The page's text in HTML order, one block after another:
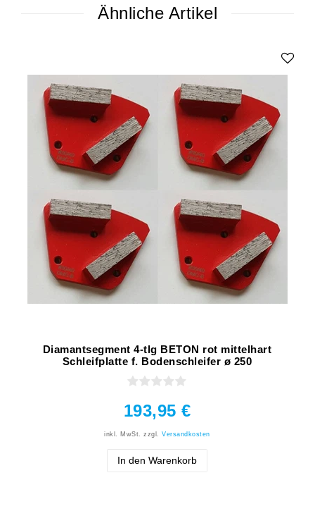
Ähnliche Artikel
Diamantsegment 4-tlg BETON rot mittelhart
Schleifplatte f. Bodenschleifer ø 250
193,95 €
inkl. MwSt. zzgl.Versandkosten
In den Warenkorb